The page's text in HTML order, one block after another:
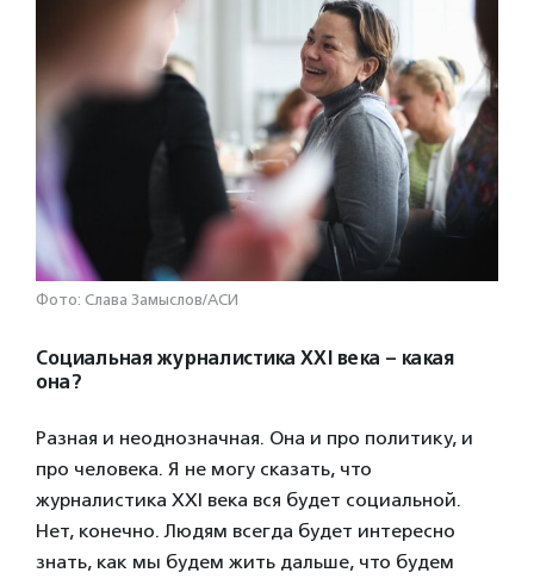
Фото: Слава Замыслов/АСИ
Социальная журналистика XXI века – какая
она?
Разная и неоднозначная. Она и про политику, и
про человека. Я не могу сказать, что
журналистика XXI века вся будет социальной.
Нет, конечно. Людям всегда будет интересно
знать, как мы будем жить дальше, что будем